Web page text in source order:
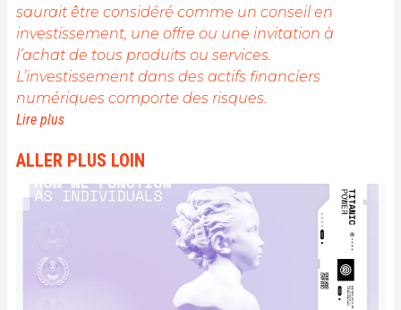
saurait être considéré comme un conseil en
investissement, une offre ou une invitation à
l’achat de tous produits ou services.
L’investissement dans des actifs financiers
numériques comporte des risques.
Lire plus
ALLER PLUS LOIN